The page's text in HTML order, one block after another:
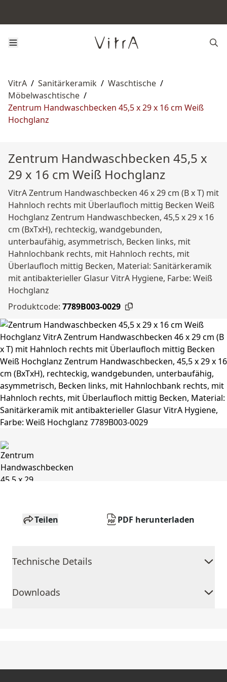
VitrA / Sanitärkeramik / Waschtische /
Möbelwaschtische /
Zentrum Handwaschbecken 45,5 x 29 x 16 cm Weiß
Hochglanz
Zentrum Handwaschbecken 45,5 x
29 x 16 cm Weiß Hochglanz
VitrA Zentrum Handwaschbecken 46 x 29 cm (B x T) mit
Hahnloch rechts mit Überlaufloch mittig Becken Weiß
Hochglanz Zentrum Handwaschbecken, 45,5 x 29 x 16
cm (BxTxH), rechteckig, wandgebunden,
unterbaufähig, asymmetrisch, Becken links, mit
Hahnlochbank rechts, mit Hahnloch rechts, mit
Überlaufloch mittig Becken, Material: Sanitärkeramik
mit antibakterieller Glasur VitrA Hygiene, Farbe: Weiß
Hochglanz
Produktcode: 7789B003-0029
Teilen PDF herunterladen
Technische Details
Downloads